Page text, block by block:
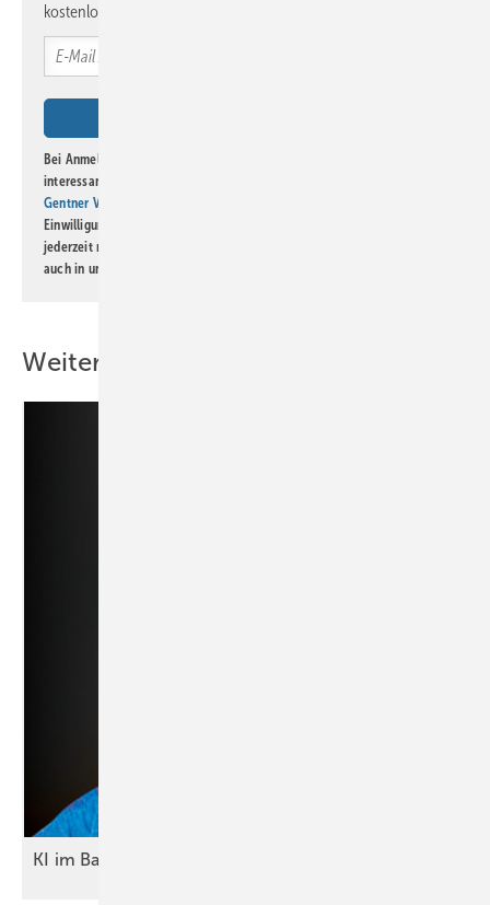
kostenlos direkt ins Postfach.
Bei Anmeldung zu diesem Newsletter bin ich damit einverstanden, über
interessante Verlags- und Online-Angebote
Gentner Verlag GmbH & Co. KG
Einwilligung kann ich jederzeit widerrufen und eine Abmeldung ist
jederzeit möglich. Informationen zum Umgang mit Daten finden Sie
auch in unserer
Weitere Inhalte
KI im Bauwesen: Ein Muss für die